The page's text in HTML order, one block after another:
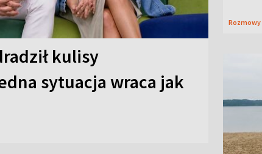
kulisy
sytuacja wraca jak
Rozmowy